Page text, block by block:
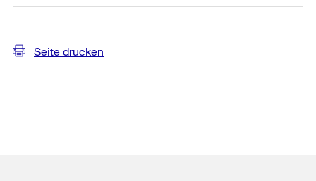
Seite drucken